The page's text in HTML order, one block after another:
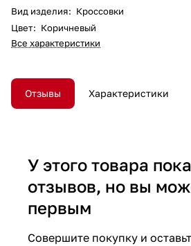
Вид изделия: Кроссовки
Цвет: Коричневый
Все характеристики
Отзывы Характеристики
У этого товара
отзывов, но вы
первым
Совершите покупку и